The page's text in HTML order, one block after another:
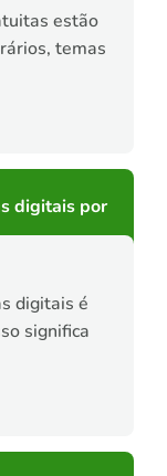
estão
temas
digitais por
digitais é
significa